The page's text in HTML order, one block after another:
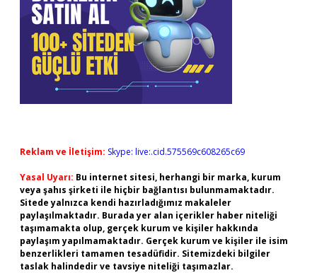
Reklam ve İletişim: Skype: live:.cid.575569c608265c69
Yasal Uyarı: Bu internet sitesi, herhangi bir marka, kurum
veya şahıs şirketi ile hiçbir bağlantısı bulunmamaktadır.
Sitede yalnızca kendi hazırladığımız makaleler
paylaşılmaktadır. Burada yer alan içerikler haber niteliği
taşımamakta olup, gerçek kurum ve kişiler hakkında
paylaşım yapılmamaktadır. Gerçek kurum ve kişiler ile isim
benzerlikleri tamamen tesadüfidir. Sitemizdeki bilgiler
taslak halindedir ve tavsiye niteliği taşımazlar.